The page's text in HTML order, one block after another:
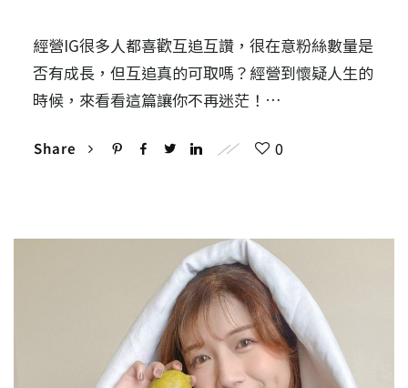
經營IG很多人都喜歡互追互讚，很在意粉絲數量是
否有成長，但互追真的可取嗎？經營到懷疑人生的
時候，來看看這篇讓你不再迷茫！…
Share 0